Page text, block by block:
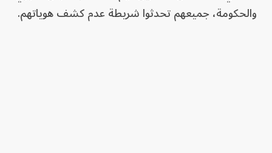
والحكومة، جميعهم تحدثوا شريطة عدم كشف هوياتهم.